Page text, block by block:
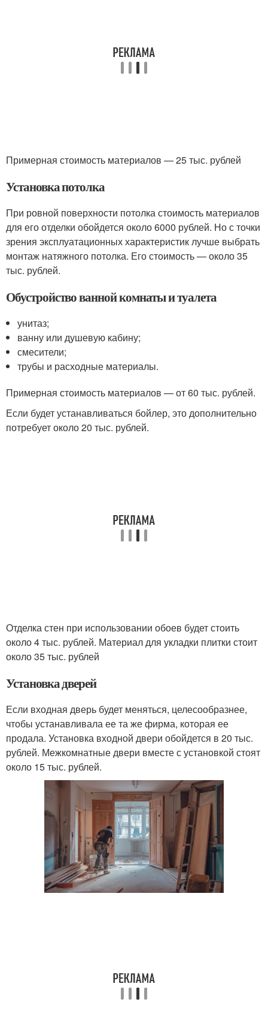
Примерная стоимость материалов — 25 тыс. рублей
Установка потолка
При ровной поверхности потолка стоимость материалов
для его отделки обойдется около 6000 рублей. Но с точки
зрения эксплуатационных характеристик лучше выбрать
монтаж натяжного потолка. Его стоимость — около 35
тыс. рублей.
Обустройство ванной комнаты и туалета
унитаз;
ванну или душевую кабину;
смесители;
трубы и расходные материалы.
Примерная стоимость материалов — от 60 тыс. рублей.
Если будет устанавливаться бойлер, это дополнительно
потребует около 20 тыс. рублей.
Отделка стен при использовании обоев будет стоить
около 4 тыс. рублей. Материал для укладки плитки стоит
около 35 тыс. рублей
Установка дверей
Если входная дверь будет меняться, целесообразнее,
чтобы устанавливала ее та же фирма, которая ее
продала. Установка входной двери обойдется в 20 тыс.
рублей. Межкомнатные двери вместе с установкой стоят
около 15 тыс. рублей.